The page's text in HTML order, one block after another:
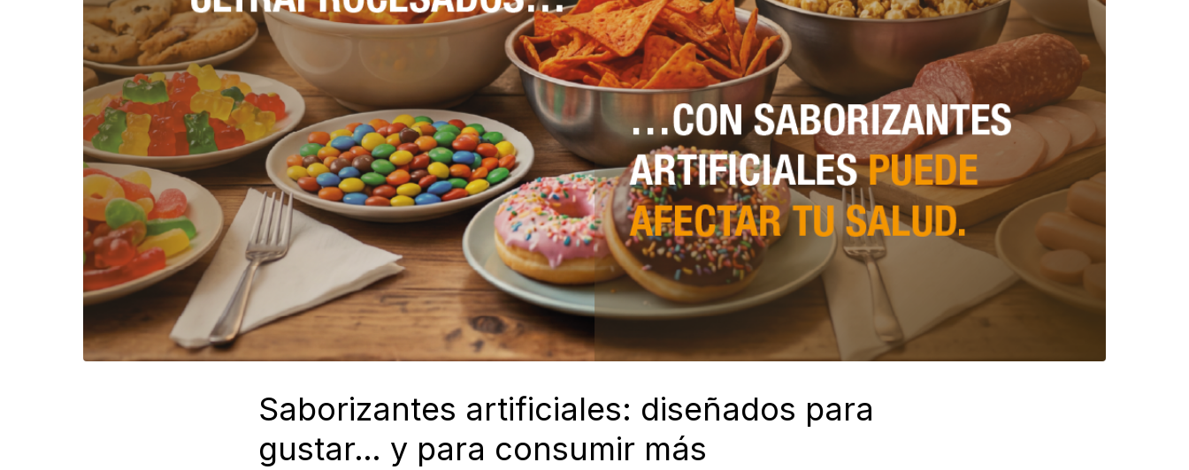
Saborizantes artificiales: diseñados para
gustar… y para consumir más